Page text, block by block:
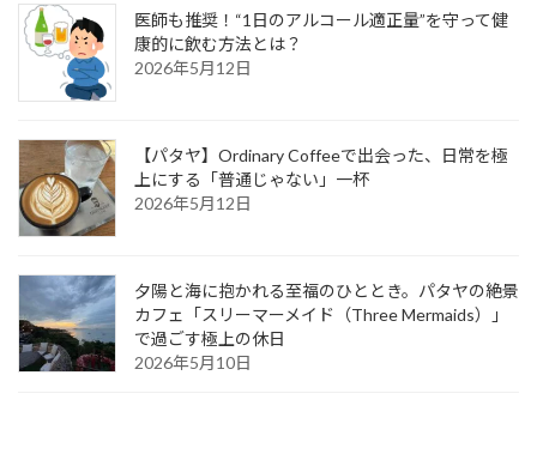
医師も推奨！“1日のアルコール適正量”を守って健
康的に飲む方法とは？
2026年5月12日
【パタヤ】Ordinary Coffeeで出会った、日常を極
上にする「普通じゃない」一杯
2026年5月12日
夕陽と海に抱かれる至福のひととき。パタヤの絶景
カフェ「スリーマーメイド（Three Mermaids）」
で過ごす極上の休日
2026年5月10日